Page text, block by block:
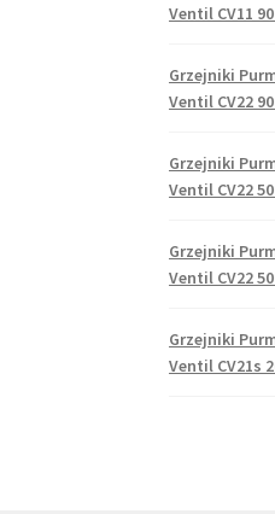
Ventil CV11
Grzejniki
Ventil CV22
Grzejniki
Ventil CV22
Grzejniki
Ventil CV22
Grzejniki
Ventil CV21s